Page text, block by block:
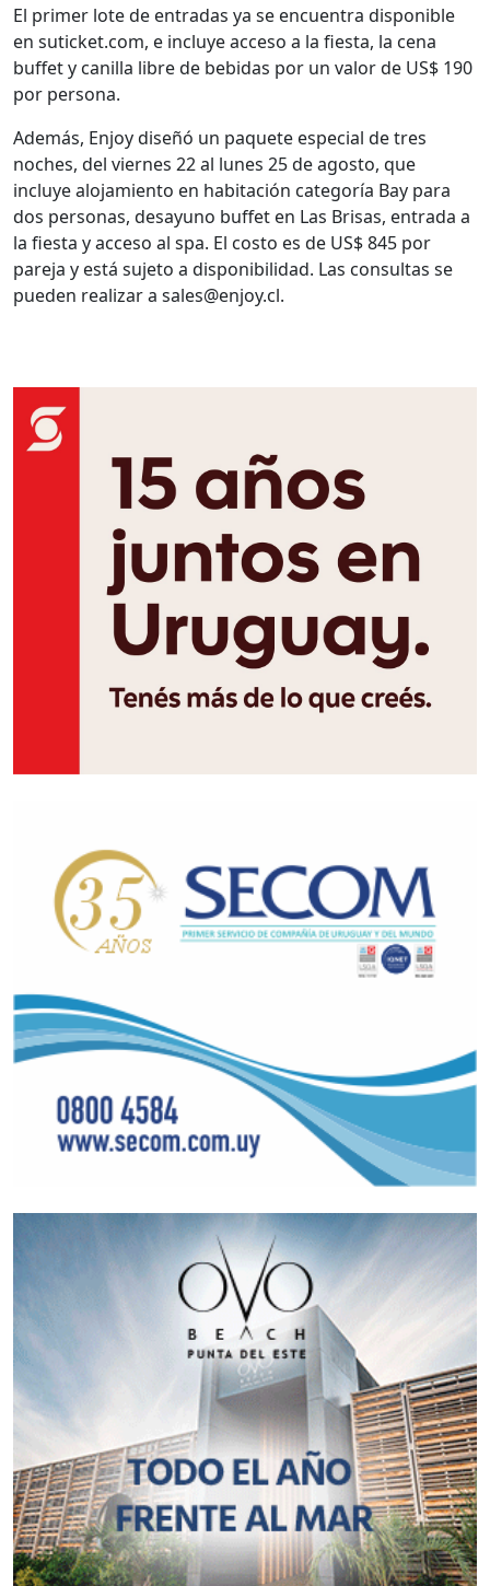
El primer lote de entradas ya se encuentra disponible
en suticket.com, e incluye acceso a la fiesta, la cena
buffet y canilla libre de bebidas por un valor de US$ 190
por persona.
Además, Enjoy diseñó un paquete especial de tres
noches, del viernes 22 al lunes 25 de agosto, que
incluye alojamiento en habitación categoría Bay para
dos personas, desayuno buffet en Las Brisas, entrada a
la fiesta y acceso al spa. El costo es de US$ 845 por
pareja y está sujeto a disponibilidad. Las consultas se
pueden realizar a sales@enjoy.cl.